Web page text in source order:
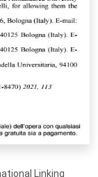
Linking